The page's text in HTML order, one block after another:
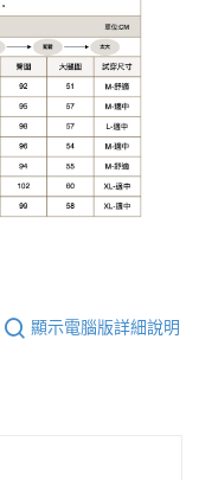
顯示電腦版詳細說明